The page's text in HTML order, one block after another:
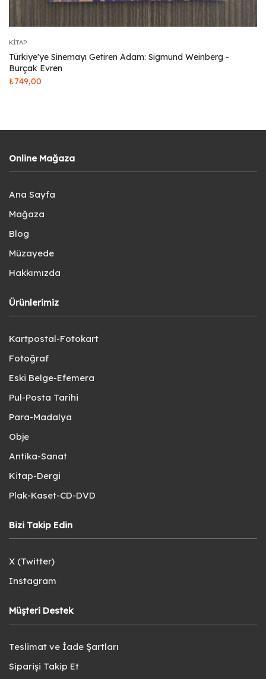
KITAP
Türkiye'ye Sinemayı Getiren Adam: Sigmund Weinberg -
Burçak Evren
₺749,00
Online Mağaza
Ana Sayfa
Mağaza
Blog
Müzayede
Hakkımızda
Ürünlerimiz
Kartpostal-Fotokart
Fotoğraf
Eski Belge-Efemera
Pul-Posta Tarihi
Para-Madalya
Obje
Antika-Sanat
Kitap-Dergi
Plak-Kaset-CD-DVD
Bizi Takip Edin
X (Twitter)
Instagram
Müşteri Destek
Teslimat ve İade Şartları
Siparişi Takip Et